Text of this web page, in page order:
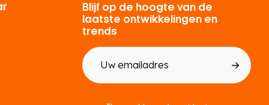
Blijf op de hoogte van de
laatste ontwikkelingen en
trends
E-
mailadres